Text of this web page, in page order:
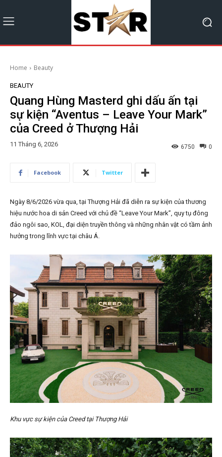
Home Beauty
BEAUTY
Quang Hùng Masterd ghi dấu ấn tại
sự kiện “Aventus – Leave Your Mark”
của Creed ở Thượng Hải
11 Tháng 6, 2026 0
6750
Facebook Twitter
Ngày 8/6/2026 vừa qua, tại Thượng Hải đã diễn ra sự kiện của thương
hiệu nước hoa di sản Creed với chủ đề “Leave Your Mark”, quy tụ đông
đảo ngôi sao, KOL, đại diện truyền thông và những nhân vật có tầm ảnh
hưởng trong lĩnh vực tại châu Á.
Khu vực sự kiện của Creed tại Thượng Hải